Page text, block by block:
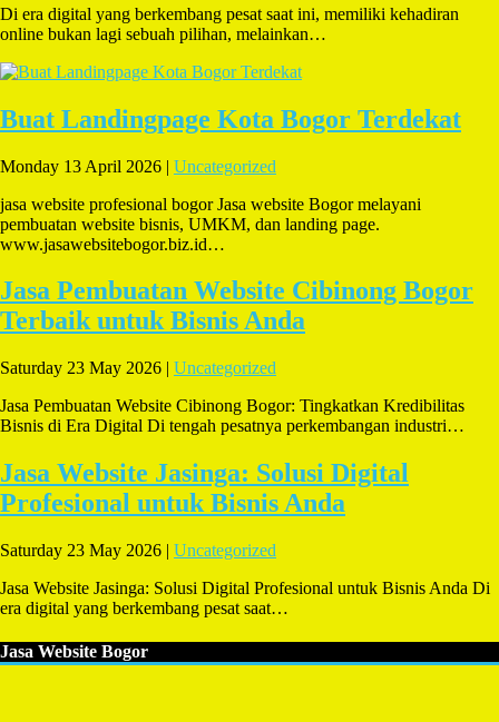
Di era digital yang berkembang pesat saat ini, memiliki kehadiran
online bukan lagi sebuah pilihan, melainkan…
Buat Landingpage Kota Bogor Terdekat
Monday 13 April 2026 | Uncategorized
jasa website profesional bogor Jasa website Bogor melayani
pembuatan website bisnis, UMKM, dan landing page.
www.jasawebsitebogor.biz.id…
Jasa Pembuatan Website Cibinong Bogor
Terbaik untuk Bisnis Anda
Saturday 23 May 2026 | Uncategorized
Jasa Pembuatan Website Cibinong Bogor: Tingkatkan Kredibilitas
Bisnis di Era Digital Di tengah pesatnya perkembangan industri…
Jasa Website Jasinga: Solusi Digital
Profesional untuk Bisnis Anda
Saturday 23 May 2026 | Uncategorized
Jasa Website Jasinga: Solusi Digital Profesional untuk Bisnis Anda Di
era digital yang berkembang pesat saat…
Jasa Website Bogor